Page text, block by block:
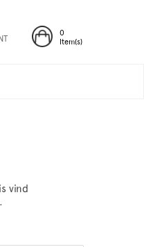
0
Item(s)
vind